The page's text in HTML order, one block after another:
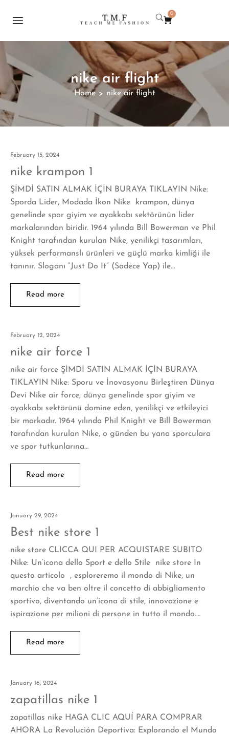
0
nike air flight
Home > nike air flight
February 15, 2024
nike krampon 1
ŞİMDİ SATIN ALMAK İÇİN BURAYA TIKLAYIN Nike:
Sporda Lider, Modada İkon Nike krampon, dünya
genelinde spor giyim ve ayakkabı sektörünün lider
markalarından biridir. 1964 yılında Bill Bowerman ve Phil
Knight tarafından kurulan Nike, yenilikçi tasarımları,
yüksek performanslı ürünleri ve güçlü marka kimliği ile
tanınır. Sloganı “Just Do It” (Sadece Yap) ile…
Read more
February 12, 2024
nike air force 1
nike air force ŞİMDİ SATIN ALMAK İÇİN BURAYA
TIKLAYIN Nike: Sporu ve İnovasyonu Birleştiren Dünya
Devi Nike air force, dünya genelinde spor giyim ve
ayakkabı sektörünü domine eden, yenilikçi ve etkileyici
bir markadır. 1964 yılında Phil Knight ve Bill Bowerman
tarafından kurulan Nike, o günden bu yana sporculara
ve spor tutkunlarına…
Read more
January 29, 2024
Best nike store 1
nike store CLICCA QUI PER ACQUISTARE SUBITO
Nike: Un’icona dello Sport e dello Stile nike store In
questo articolo , esploreremo il mondo di Nike, un
marchio che va ben oltre il concetto di abbigliamento
sportivo, diventando un’icona di stile, innovazione e
ispirazione per milioni di persone in tutto il mondo.…
Read more
January 16, 2024
zapatillas nike 1
zapatillas nike HAGA CLIC AQUÍ PARA COMPRAR
AHORA La Revolución Deportiva: Explorando el Mundo